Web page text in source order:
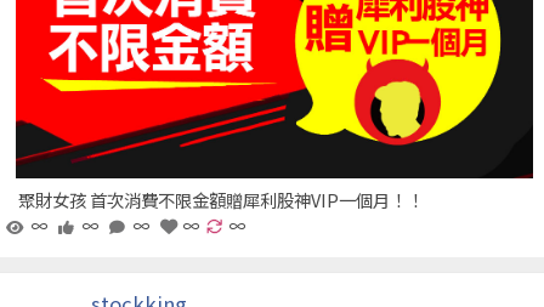
聚財女孩 首次消費不限金額贈犀利股神VIP一個月！！
∞
∞ ∞ ∞ ∞